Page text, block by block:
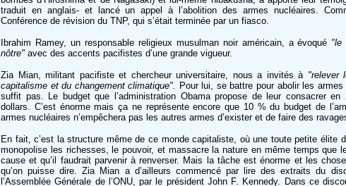
traduit en anglais- et lancé un appel à l’abolition des armes nucléaires.
Conférence de révision du TNP, qui s’était terminée par un fiasco.
Ibrahim Ramey, un responsable religieux musulman noir américain, a évoqué "le
nôtre" avec des accents pacifistes d’une grande vigueur.
Zia Mian, militant pacifiste et chercheur universitaire, nous a invités à "relever
capitalisme et du changement climatique". Pour lui, se battre pour abolir les
suffit pas. Le budget que l’administration Obama propose de leur consacrer en
dollars. C’est énorme mais ça ne représente encore que 10 % du budget de
armes nucléaires n’empêchera pas les autres armes d’exister et de faire des
En fait, c’est la structure même de ce monde capitaliste, où une toute petite élite
monopolise les richesses, le pouvoir, et massacre la nature en même temps que
cause et qu’il faudrait parvenir à renverser. Mais la tâche est énorme et les
qu’on puisse dire. Zia Mian a d’ailleurs commencé par lire des extraits du
l’Assemblée Générale de l’ONU, par le président John F. Kennedy. Dans ce